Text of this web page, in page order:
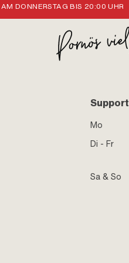
DONNERSTAG BIS 20:00 UHR
Support
Mo
Di - Fr
Sa & So